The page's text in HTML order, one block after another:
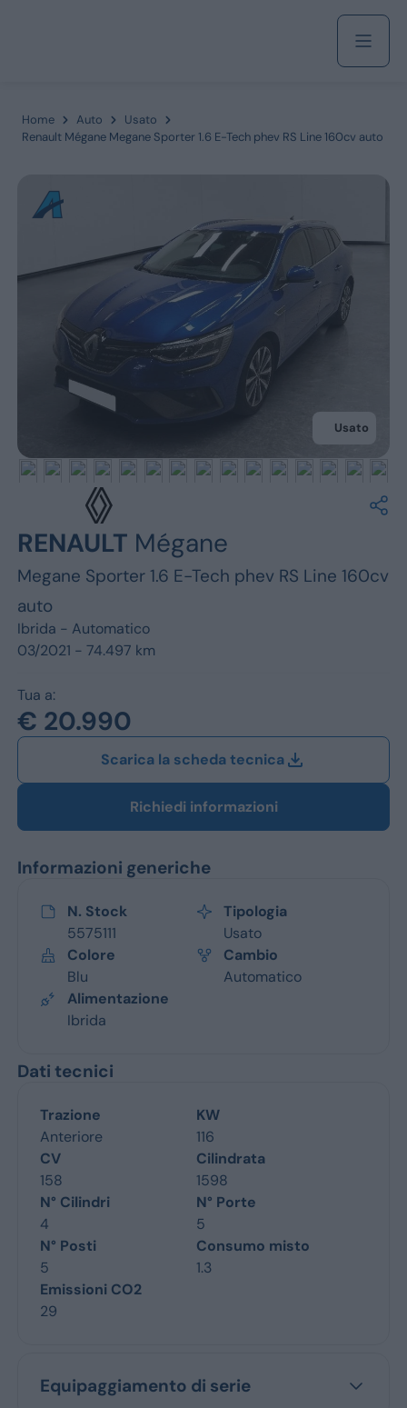
Servizi
Marchi
Jeep
Renault
Ford
Home Auto
Usato
Renault Mégane Megane Sporter 1.6 E-Tech phev RS Line 160cv auto
Usato
RENAULT Mégane
Megane Sporter 1.6 E-Tech phev RS Line 160cv
auto
Ibrida - Automatico
03/2021 - 74.497 km
Tua a:
€ 20.990
Scarica la scheda tecnica
Richiedi informazioni
Informazioni generiche
N. Stock
5575111
Tipologia
Usato
Colore
Blu
Cambio
Automatico
Alimentazione
Ibrida
Dati tecnici
Trazione
Anteriore
KW
116
CV
158
Cilindrata
1598
N° Cilindri
4
N° Porte
5
N° Posti
5
Consumo misto
1.3
Emissioni CO2
29
Equipaggiamento di serie